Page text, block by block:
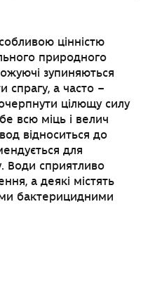
цінністю
природного
зупиняються
спрагу, а часто –
цілющу силу
всю міць і велич
відноситься до
для
Води сприятливо
а деякі містять
бактерицидними